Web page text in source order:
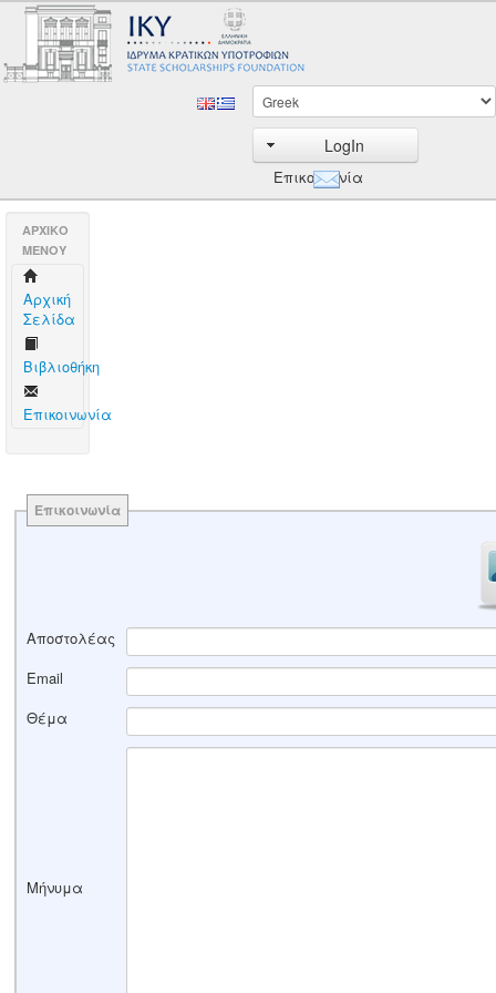
LogIn
Επικοινωνία
AΡΧΙΚΟ
ΜΕΝΟΥ
Aρχική
Σελίδα
Βιβλιοθήκη
Επικοινωνία
Επικοινωνία
Αποστολέας
Email
Θέμα
Μήνυμα